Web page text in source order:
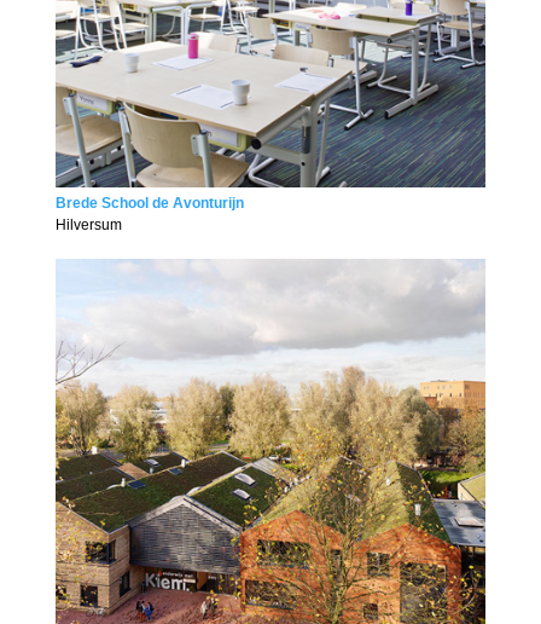
Brede School de Avonturijn
Hilversum